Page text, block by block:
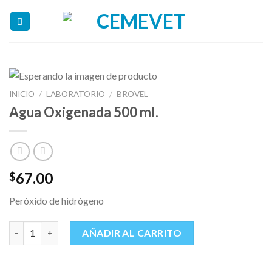
INICIO / LABORATORIO / BROVEL
Agua Oxigenada 500 ml.
$67.00
Peróxido de hidrógeno
Agua Oxigenada 500 ml. cantidad
AÑADIR AL CARRITO